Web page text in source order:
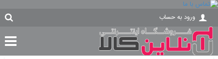
ورود به حساب